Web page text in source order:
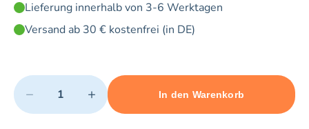
Lieferung innerhalb von 3-6 Werktagen
Versand ab 30 € kostenfrei (in DE)
Quantity
− +
Minimum quantity: 1 Maximum quantity: 5
In den Warenkorb
Add 1 item to cart